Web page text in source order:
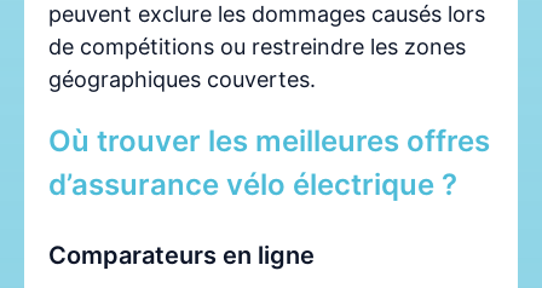
peuvent exclure les dommages causés lors
de compétitions ou restreindre les zones
géographiques couvertes.
Où trouver les meilleures offres
d’assurance vélo électrique ?
Comparateurs en ligne